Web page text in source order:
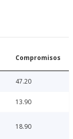
Compromisos
47.20
13.90
18.90